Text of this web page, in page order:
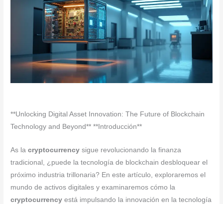
**Unlocking Digital Asset Innovation: The Future of Blockchain
Technology and Beyond** **Introducción**
As lacryptocurrency sigue revolucionando la finanza
tradicional, ¿puede la tecnología de blockchain desbloquear el
próximo industria trillonaria? En este artículo, exploraremos el
mundo de activos digitales y examinaremos cómo la
cryptocurrency está impulsando la innovación en la tecnología